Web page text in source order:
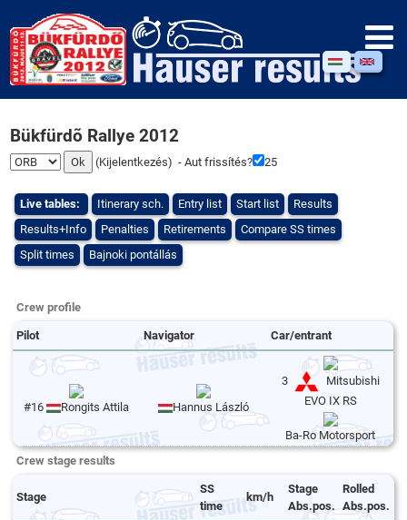
Bükfürdõ Rallye 2012
(Kijelentkezés) - Aut frissítés? 25
Live tables: Itinerary sch. Entry list Start list
Results
Results+Info
Penalties Retirements
Compare SS times
Split times
Bajnoki pontállás
Crew profile
Pilot Navigator Car/entrant
#16 Rongits Attila Hannus László
3
Mitsubishi
EVO IX RS
Ba-Ro Motorsport
Crew stage results
Stage
SS
time
km/h
Stage
Abs.pos.
Rolled
Abs.pos.